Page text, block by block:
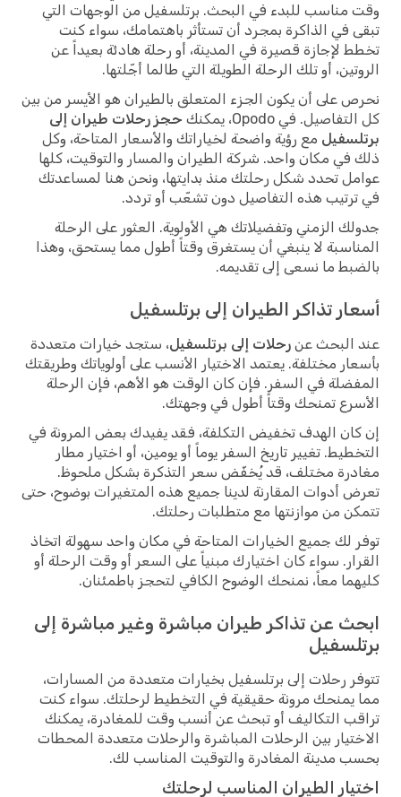
وقت مناسب للبدء في البحث. برتلسفيل من الوجهات التي
تبقى في الذاكرة بمجرد أن تستأثر باهتمامك، سواء كنت
تخطط لإجازة قصيرة في المدينة، أو رحلة هادئة بعيداً عن
الروتين، أو تلك الرحلة الطويلة التي طالما أجّلتها.
نحرص على أن يكون الجزء المتعلق بالطيران هو الأيسر من بين
كل التفاصيل. في Opodo، يمكنك
حجز رحلات طيران إلى
برتلسفيل مع رؤية واضحة لخياراتك والأسعار المتاحة، وكل
ذلك في مكان واحد. شركة الطيران والمسار والتوقيت، كلها
عوامل تحدد شكل رحلتك منذ بدايتها، ونحن هنا لمساعدتك
في ترتيب هذه التفاصيل دون تشعّب أو تردد.
جدولك الزمني وتفضيلاتك هي الأولوية. العثور على الرحلة
المناسبة لا ينبغي أن يستغرق وقتاً أطول مما يستحق، وهذا
بالضبط ما نسعى إلى تقديمه.
أسعار تذاكر الطيران إلى برتلسفيل
عند البحث عن رحلات إلى برتلسفيل، ستجد خيارات متعددة
بأسعار مختلفة. يعتمد الاختيار الأنسب على أولوياتك وطريقتك
المفضلة في السفر. فإن كان الوقت هو الأهم، فإن الرحلة
الأسرع تمنحك وقتاً أطول في وجهتك.
إن كان الهدف تخفيض التكلفة، فقد يفيدك بعض المرونة في
التخطيط. تغيير تاريخ السفر يوماً أو يومين، أو اختيار مطار
مغادرة مختلف، قد يُخفّض سعر التذكرة بشكل ملحوظ.
تعرض أدوات المقارنة لدينا جميع هذه المتغيرات بوضوح، حتى
تتمكن من موازنتها مع متطلبات رحلتك.
توفر لك جميع الخيارات المتاحة في مكان واحد سهولة اتخاذ
القرار. سواء كان اختيارك مبنياً على السعر أو وقت الرحلة أو
كليهما معاً، نمنحك الوضوح الكافي لتحجز باطمئنان.
ابحث عن تذاكر طيران مباشرة وغير مباشرة إلى
برتلسفيل
تتوفر رحلات إلى برتلسفيل بخيارات متعددة من المسارات،
مما يمنحك مرونة حقيقية في التخطيط لرحلتك. سواء كنت
تراقب التكاليف أو تبحث عن أنسب وقت للمغادرة، يمكنك
الاختيار بين الرحلات المباشرة والرحلات متعددة المحطات
بحسب مدينة المغادرة والتوقيت المناسب لك.
اختيار الطيران المناسب لرحلتك